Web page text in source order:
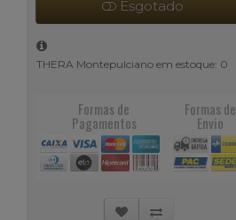
Esgotado
THERA Montepulciano em estoque: 0
Formas de
Pagamentos
Formas de
Envio